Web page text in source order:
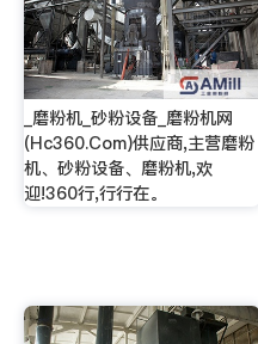
_磨粉机_砂粉设备_磨粉机网
(Hc360.Com)供应商,主营磨粉
机、砂粉设备、磨粉机,欢
迎!360行,行行在。